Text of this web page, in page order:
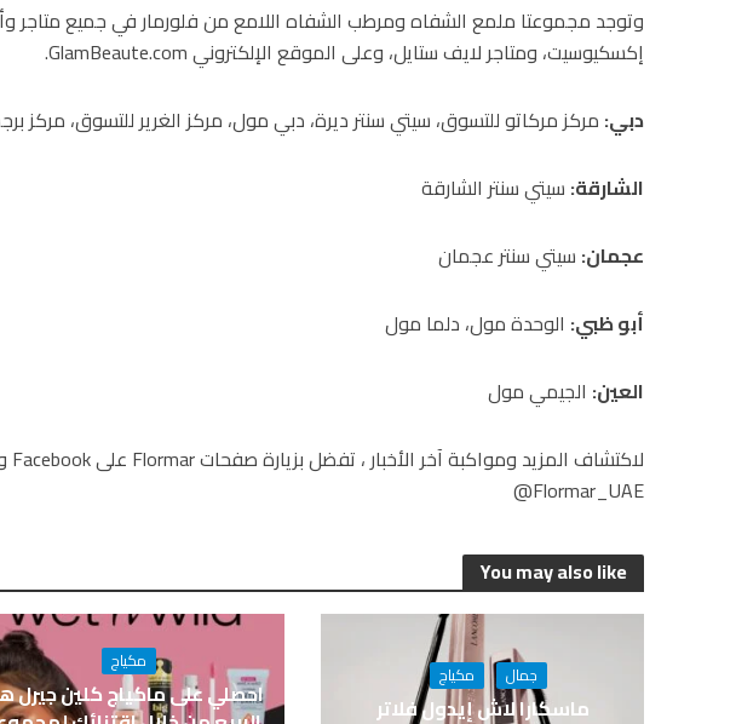
وتوجد مجموعتا ملمع الشفاه ومرطب الشفاه اللامع من فلورمار في جميع متاجر
إكسكيوسيت، ومتاجر لايف ستايل، وعلى الموقع الإلكتروني GlamBeaute.com.
دبي: مركز مركاتو للتسوق، سيتي سنتر ديرة، دبي مول، مركز الغرير للتسوق، مركز
الشارقة: سيتي سنتر الشارقة
عجمان: سيتي سنتر عجمان
أبو ظبي: الوحدة مول، دلما مول
العين: الجيمي مول
@Flormar_UAE
You may also like
جمال مكياج
ماسكارا لاش إيدول فلاتر
مكياج
احصلي على ماكياج كلين جيرل